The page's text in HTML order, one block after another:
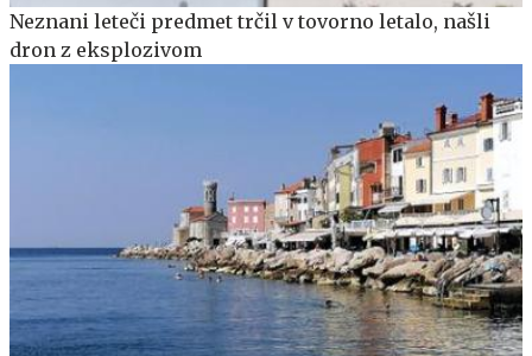
Neznani leteči predmet trčil v tovorno letalo, našli
dron z eksplozivom